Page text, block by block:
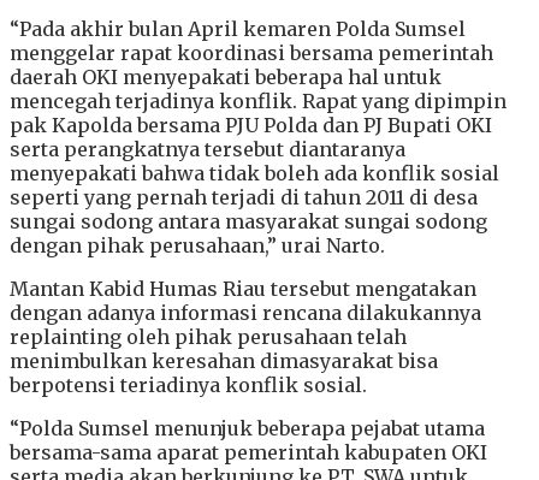
“Pada akhir bulan April kemaren Polda Sumsel
menggelar rapat koordinasi bersama pemerintah
daerah OKI menyepakati beberapa hal untuk
mencegah terjadinya konflik. Rapat yang dipimpin
pak Kapolda bersama PJU Polda dan PJ Bupati OKI
serta perangkatnya tersebut diantaranya
menyepakati bahwa tidak boleh ada konflik sosial
seperti yang pernah terjadi di tahun 2011 di desa
sungai sodong antara masyarakat sungai sodong
dengan pihak perusahaan,” urai Narto.
Mantan Kabid Humas Riau tersebut mengatakan
dengan adanya informasi rencana dilakukannya
replainting oleh pihak perusahaan telah
menimbulkan keresahan dimasyarakat bisa
berpotensi teriadinya konflik sosial.
“Polda Sumsel menunjuk beberapa pejabat utama
bersama-sama aparat pemerintah kabupaten OKI